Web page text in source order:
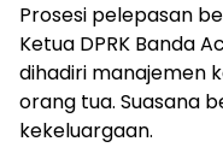
Prosesi pelepasan
Ketua DPRK Banda
dihadiri manajemen
orang tua. Suasana
kekeluargaan.